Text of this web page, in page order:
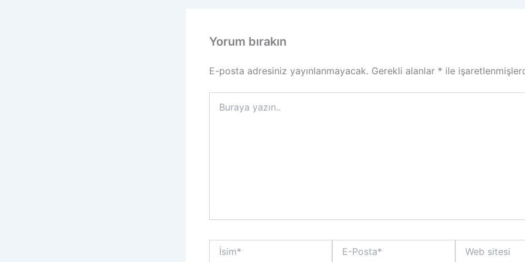
Yorum bırakın
E-posta adresiniz yayınlanmayacak. Gerekli alanlar * ile
yazın..
İsim*
Posta*
sitesi